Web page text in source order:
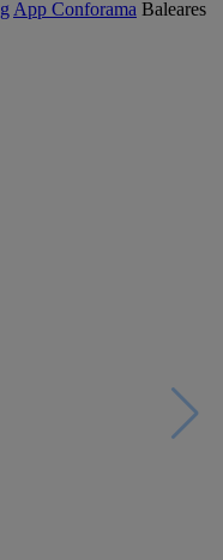
App Conforama Baleares